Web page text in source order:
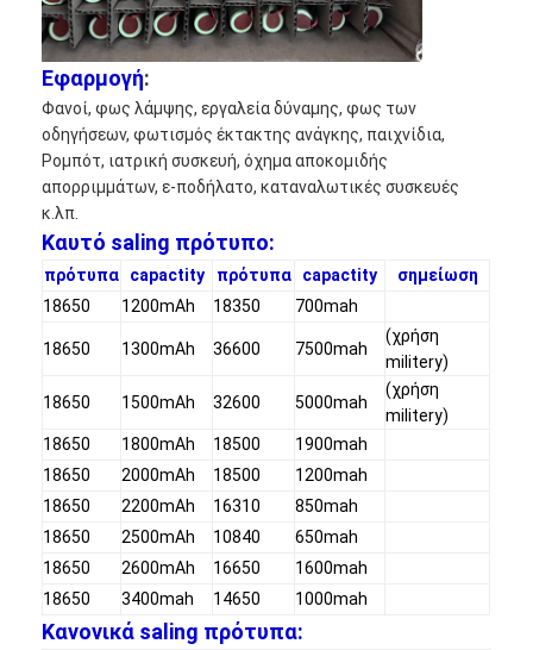
πακέτα μπαταριών NiMH
Pack μπαταριών NiCd
πακέτα μπαταριών ιόντων λιθίου
φακός επαναφορτιζόμενη μπαταρία
μπαταρία φωτισμού έκτακτης ανάγκης
Μπαταρία λι Mno2
Μπαταρία λι Socl2
Αρχική μπαταρία λίθιου
υβριδική μπαταρία αυτοκινήτων
Εφαρμογή:
Φανοί, φως λάμψης, εργαλεία δύναμης, φως των
οδηγήσεων, φωτισμός έκτακτης ανάγκης, παιχνίδια,
Ρομπότ, ιατρική συσκευή, όχημα αποκομιδής
απορριμμάτων, ε-ποδήλατο, καταναλωτικές συσκευές
κ.λπ.
Καυτό saling πρότυπο:
πρότυπα capactity πρότυπα capactity
σημείωση
18650
1200mAh 18350 700mah
18650 1300mAh 36600 7500mah
(χρήση
militery)
18650 1500mAh 32600 5000mah
(χρήση
militery)
18650
1800mAh 18500
1900mah
18650
2000mAh 18500
1200mah
18650
2200mAh 16310
850mah
18650
2500mAh 10840
650mah
18650
2600mAh 16650
1600mah
18650
3400mah 14650 1000mah
Κανονικά saling πρότυπα: